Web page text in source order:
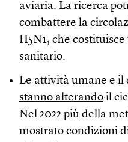
aviaria. La ricerca
combattere la
H5N1, che
sanitario.
Le attività umane e
stanno alterando il
Nel 2022 più della
mostrato condizioni